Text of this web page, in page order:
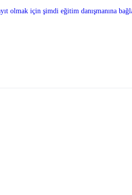
olmak için şimdi eğitim danışmanına